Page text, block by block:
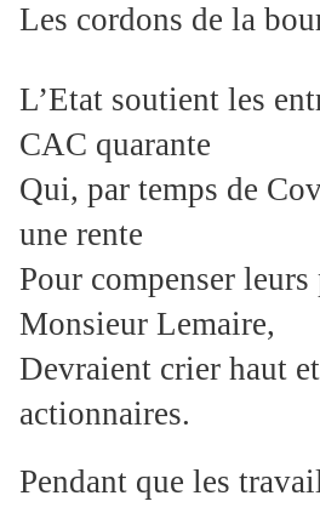
Les cordons de la
L’Etat soutient les
CAC quarante
Qui, par temps de
une rente
Pour compenser
Monsieur Lemaire,
Devraient crier haut
actionnaires.
Pendant que les